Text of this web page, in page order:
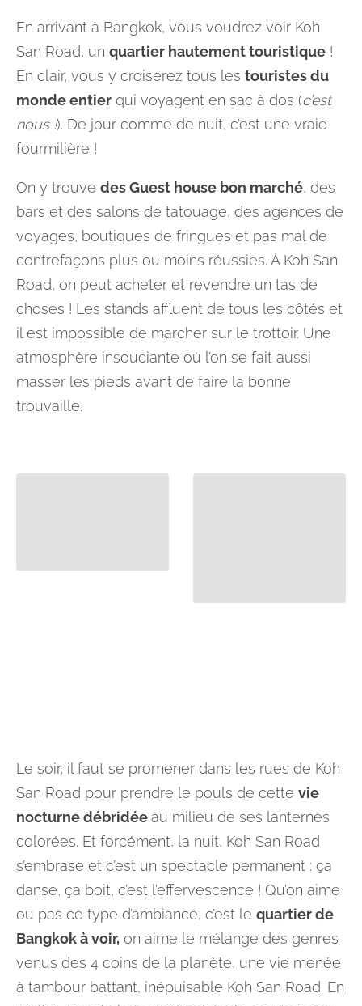
En arrivant à Bangkok, vous voudrez voir Koh
San Road, un quartier hautement touristique !
En clair, vous y croiserez tous les touristes du
monde entier qui voyagent en sac à dos (c’est
nous !). De jour comme de nuit, c’est une vraie
fourmilière !
On y trouve des Guest house bon marché, des
bars et des salons de tatouage, des agences de
voyages, boutiques de fringues et pas mal de
contrefaçons plus ou moins réussies. À Koh San
Road, on peut acheter et revendre un tas de
choses ! Les stands affluent de tous les côtés et
il est impossible de marcher sur le trottoir. Une
atmosphère insouciante où l’on se fait aussi
masser les pieds avant de faire la bonne
trouvaille.
Le soir, il faut se promener dans les rues de Koh
San Road pour prendre le pouls de cette vie
nocturne débridéeau milieu de ses lanternes
colorées. Et forcément, la nuit, Koh San Road
s’embrase et c’est un spectacle permanent : ça
danse, ça boit, c’est l’effervescence ! Qu’on aime
ou pas ce type d’ambiance, c’est le quartier de
Bangkok à voir, on aime le mélange des genres
venus des 4 coins de la planète, une vie menée
à tambour battant, inépuisable Koh San Road. En